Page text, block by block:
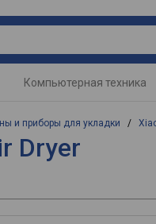
Компьютерная техника
и приборы для укладки /
Dryer